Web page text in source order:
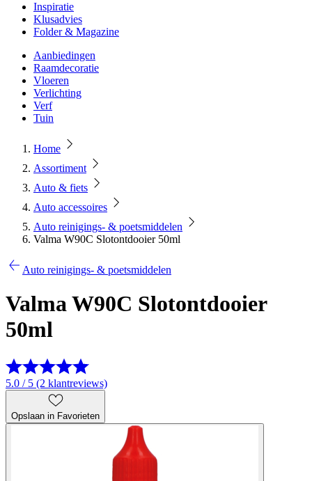
Inspiratie
Klusadvies
Folder & Magazine
Aanbiedingen
Raamdecoratie
Vloeren
Verlichting
Verf
Tuin
Home
Assortiment
Auto & fiets
Auto accessoires
Auto reinigings- & poetsmiddelen
Valma W90C Slotontdooier 50ml
Auto reinigings- & poetsmiddelen
Valma W90C Slotontdooier
50ml
5.0 / 5 (2 klantreviews)
Opslaan in Favorieten